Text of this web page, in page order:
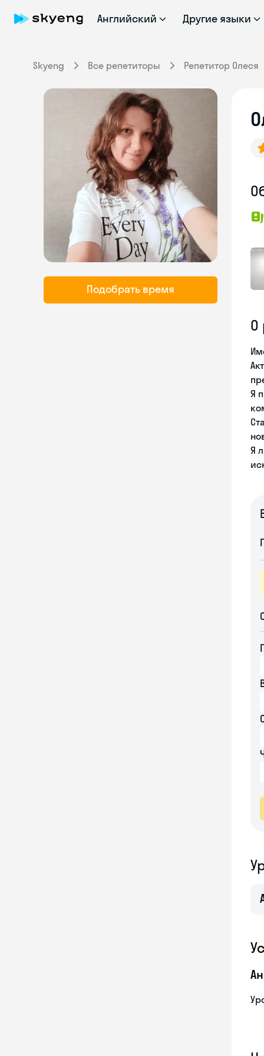
Английский Другие языки
Skyeng Все репетиторы Репетитор Олеся
Подобрать время
О
Я
Я